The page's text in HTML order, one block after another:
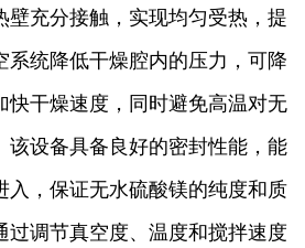
壁充分接触，实现均匀受热，提
系统降低干燥腔内的压力，可降
快干燥速度，同时避免高温对无
该设备具备良好的密封性能，能
入，保证无水硫酸镁的纯度和质
过调节真空度、温度和搅拌速度